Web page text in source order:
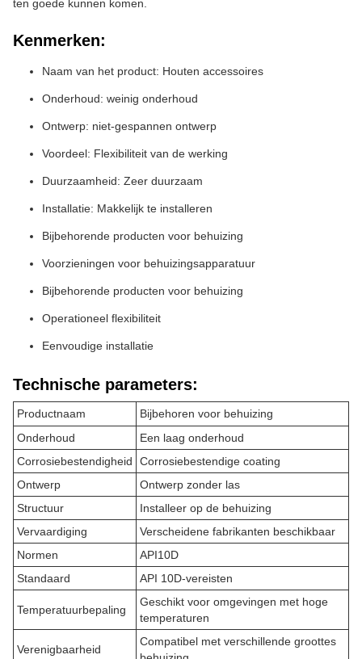
ten goede kunnen komen.
Kenmerken:
Naam van het product: Houten accessoires
Onderhoud: weinig onderhoud
Ontwerp: niet-gespannen ontwerp
Voordeel: Flexibiliteit van de werking
Duurzaamheid: Zeer duurzaam
Installatie: Makkelijk te installeren
Bijbehorende producten voor behuizing
Voorzieningen voor behuizingsapparatuur
Bijbehorende producten voor behuizing
Operationeel flexibiliteit
Eenvoudige installatie
Technische parameters:
Productnaam
Bijbehoren voor behuizing
Onderhoud
Een laag onderhoud
Corrosiebestendigheid
Corrosiebestendige coating
Ontwerp
Ontwerp zonder las
Structuur
Installeer op de behuizing
Vervaardiging
Verscheidene fabrikanten beschikbaar
Normen
API10D
Standaard
API 10D-vereisten
Temperatuurbepaling
Geschikt voor omgevingen met hoge
temperaturen
Verenigbaarheid
Compatibel met verschillende groottes